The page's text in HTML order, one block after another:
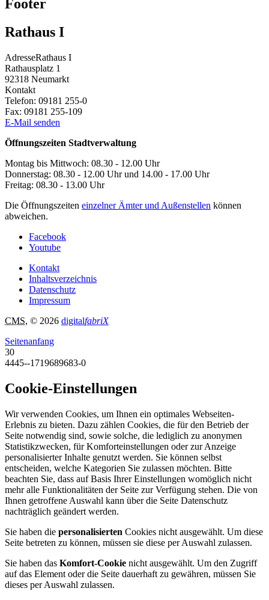
Footer
Rathaus I
AdresseRathaus I
Rathausplatz 1
92318 Neumarkt
Kontakt
Telefon: 09181 255-0
Fax: 09181 255-109
E-Mail senden
Öffnungszeiten Stadtverwaltung
Montag bis Mittwoch: 08.30 - 12.00 Uhr
Donnerstag: 08.30 - 12.00 Uhr und 14.00 - 17.00 Uhr
Freitag: 08.30 - 13.00 Uhr
Die Öffnungszeiten einzelner Ämter und Außenstellen können
abweichen.
Facebook
Youtube
Kontakt
Inhaltsverzeichnis
Datenschutz
Impressum
CMS, © 2026 digitalfabriX
Seitenanfang
30
4445--1719689683-0
Cookie-Einstellungen
Wir verwenden Cookies, um Ihnen ein optimales Webseiten-
Erlebnis zu bieten. Dazu zählen Cookies, die für den Betrieb der
Seite notwendig sind, sowie solche, die lediglich zu anonymen
Statistikzwecken, für Komforteinstellungen oder zur Anzeige
personalisierter Inhalte genutzt werden. Sie können selbst
entscheiden, welche Kategorien Sie zulassen möchten. Bitte
beachten Sie, dass auf Basis Ihrer Einstellungen womöglich nicht
mehr alle Funktionalitäten der Seite zur Verfügung stehen. Die von
Ihnen getroffene Auswahl kann über die Seite Datenschutz
nachträglich geändert werden.
Sie haben die personalisierten Cookies nicht ausgewählt. Um diese
Seite betreten zu können, müssen sie diese per Auswahl zulassen.
Sie haben das Komfort-Cookie nicht ausgewählt. Um den Zugriff
auf das Element oder die Seite dauerhaft zu gewähren, müssen Sie
dieses per Auswahl zulassen.